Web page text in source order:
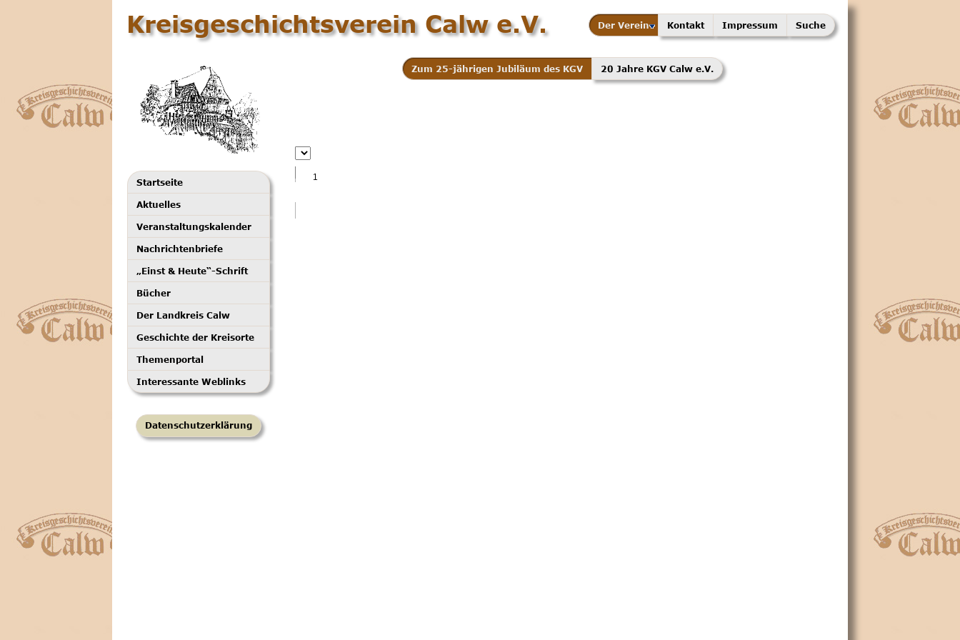
Kreisgeschichtsverein Calw e.V. Der Verein Kontakt Impressum Suche
Startseite
Aktuelles
Veranstaltungskalender
Nachrichtenbriefe
„Einst & Heute“-Schrift
Bücher
Der Landkreis Calw
Geschichte der Kreisorte
Themenportal
Interessante Weblinks
Datenschutzerklärung
Zum 25-jährigen Jubiläum des KGV 20 Jahre KGV Calw e.V.